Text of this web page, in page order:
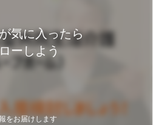
気に入ったら
ーしよう
をお届けします